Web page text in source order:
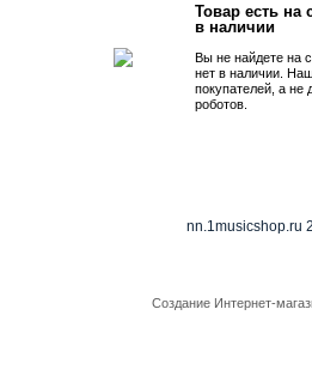
Товар есть на
в наличии
Вы не найдете на
нет в наличии.
покупателей, а не
роботов.
nn.1musicshop.ru
Создание Интернет-